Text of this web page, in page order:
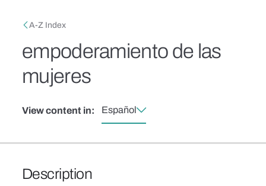
Breadcrumb
A-Z Index
empoderamiento de las
mujeres
View content in: Español
Description